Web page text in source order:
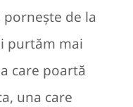
de la
purtăm mai
care poartă
una care